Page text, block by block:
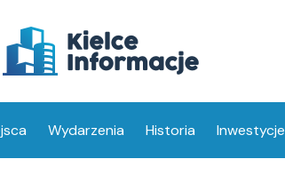
Wydarzenia Historia Inwestycje